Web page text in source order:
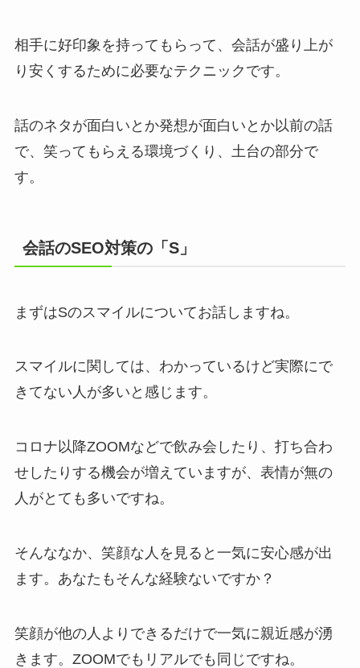
相手に好印象を持ってもらって、会話が盛り上が
り安くするために必要なテクニックです。
話のネタが面白いとか発想が面白いとか以前の話
で、笑ってもらえる環境づくり、土台の部分で
す。
会話のSEO対策の「S」
まずはSのスマイルについてお話しますね。
スマイルに関しては、わかっているけど実際にで
きてない人が多いと感じます。
コロナ以降ZOOMなどで飲み会したり、打ち合わ
せしたりする機会が増えていますが、表情が無の
人がとても多いですね。
そんななか、笑顔な人を見ると一気に安心感が出
ます。あなたもそんな経験ないですか？
笑顔が他の人よりできるだけで一気に親近感が湧
きます。ZOOMでもリアルでも同じですね。